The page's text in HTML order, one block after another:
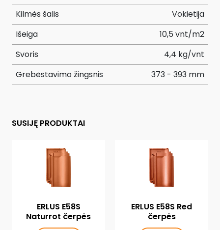
Kilmės šalis
Vokietija
Išeiga
10,5 vnt/m2
Svoris
4,4 kg/vnt
Grebėstavimo žingsnis
373 - 393 mm
SUSIJĘ PRODUKTAI
ERLUS E58S
Naturrot čerpės
ERLUS E58S Red
čerpės